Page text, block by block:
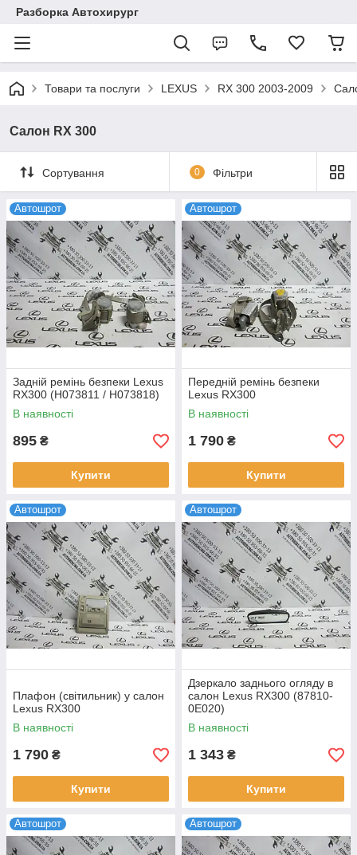
Разборка Автохирург
Товари та послуги LEXUS RX 300 2003-2009
Салон RX 300
Сортування 0 Фільтри
Автошрот
Задній ремінь безпеки Lexus
RX300 (H073811 / H073818)
В наявності
895 ₴
Купити
Автошрот
Передній ремінь безпеки
Lexus RX300
В наявності
1 790 ₴
Купити
Автошрот
Плафон (cвітильник) у салон
Lexus RX300
В наявності
1 790 ₴
Купити
Автошрот
Дзеркало заднього огляду в
салон Lexus RX300 (87810-
0E020)
В наявності
1 343 ₴
Купити
Автошрот Автошрот